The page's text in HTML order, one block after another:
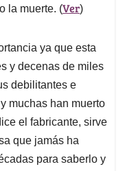
la muerte. (Ver)
ya que esta
y decenas de miles
debilitantes e
muchas han muerto
el fabricante, sirve
que jamás ha
para saberlo y